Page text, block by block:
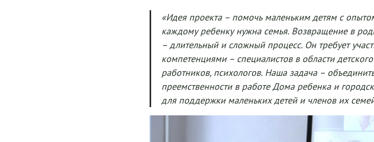
«Идея проекта – помочь маленьким детям с
каждому ребенку нужна семья. Возвращение в
– длительный и сложный процесс. Он требует
компетенциями – специалистов в области
работников, психологов. Наша задача –
преемственности в работе Дома ребенка и
для поддержки маленьких детей и членов их